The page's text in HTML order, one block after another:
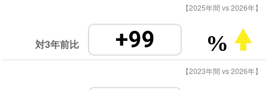
【2025年間 vs 2026年】
対3年前比 +99 %
【2023年間 vs 2026年】